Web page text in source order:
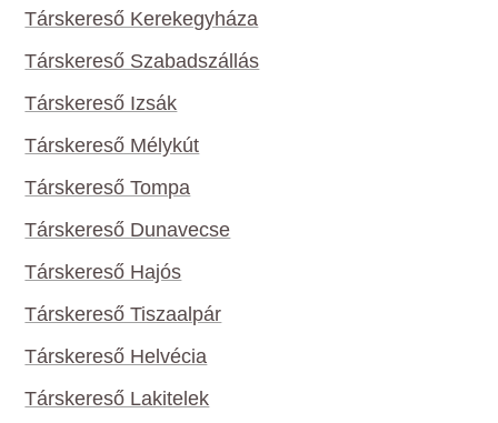
Társkereső Kerekegyháza
Társkereső Szabadszállás
Társkereső Izsák
Társkereső Mélykút
Társkereső Tompa
Társkereső Dunavecse
Társkereső Hajós
Társkereső Tiszaalpár
Társkereső Helvécia
Társkereső Lakitelek